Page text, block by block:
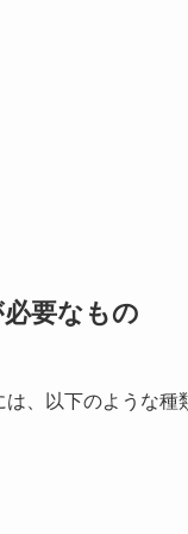
要なもの
、以下のような種